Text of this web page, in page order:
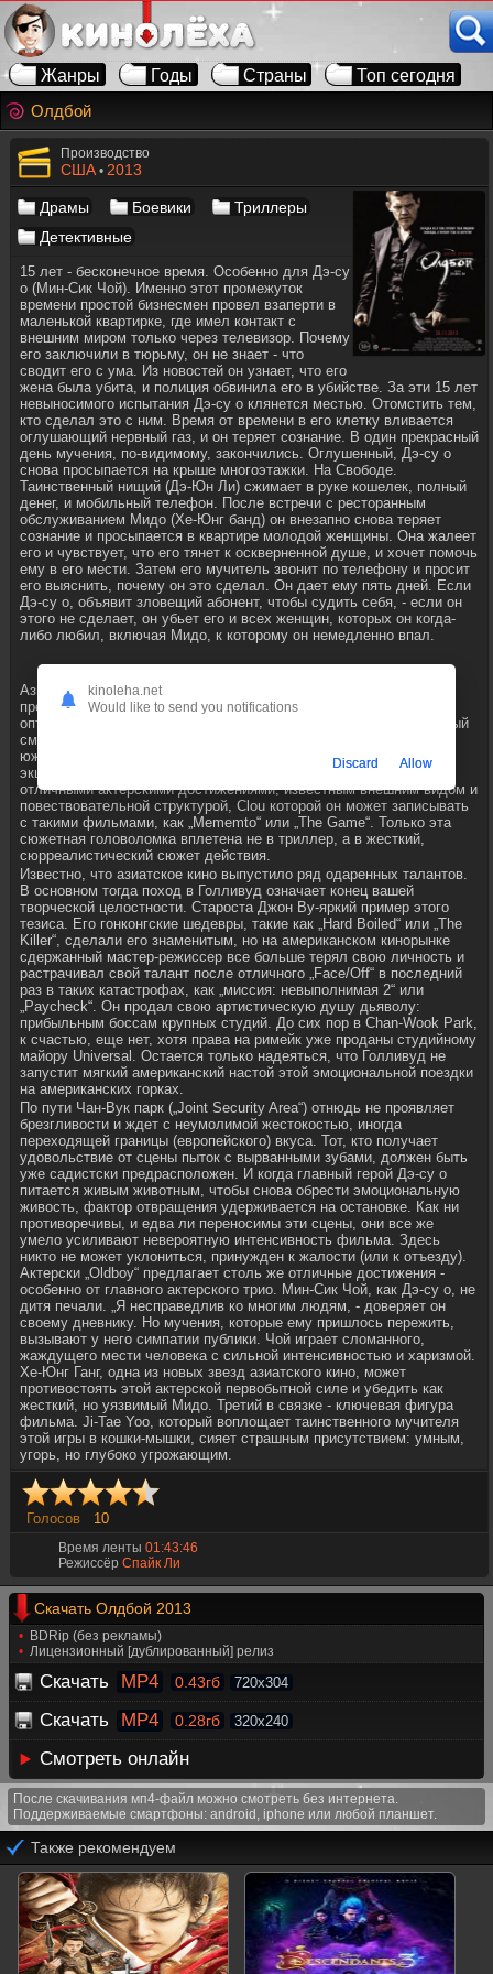
Жанры Годы Страны
Топ сегодня
Олдбой
Производство
США• 2013
Драмы Боевики
Триллеры
Детективные
15 лет - бесконечное время. Особенно для Дэ-су
о (Мин-Сик Чой). Именно этот промежуток
времени простой бизнесмен провел взаперти в
маленькой квартирке, где имел контакт с
внешним миром только через телевизор. Почему
его заключили в тюрьму, он не знает - что
сводит его с ума. Из новостей он узнает, что его
жена была убита, и полиция обвинила его в убийстве. За эти 15 лет
невыносимого испытания Дэ-су о клянется местью. Отомстить тем,
кто сделал это с ним. Время от времени в его клетку вливается
оглушающий нервный газ, и он теряет сознание. В один прекрасный
день мучения, по-видимому, закончились. Оглушенный, Дэ-су о
снова просыпается на крыше многоэтажки. На Свободе.
Таинственный нищий (Дэ-Юн Ли) сжимает в руке кошелек, полный
денег, и мобильный телефон. После встречи с ресторанным
обслуживанием Мидо (Хе-Юнг банд) он внезапно снова теряет
сознание и просыпается в квартире молодой женщины. Она жалеет
его и чувствует, что его тянет к оскверненной душе, и хочет помочь
ему в его мести. Затем его мучитель звонит по телефону и просит
его выяснить, почему он это сделал. Он дает ему пять дней. Если
Дэ-су о, объявит зловещий абонент, чтобы судить себя, - если он
этого не сделает, он убьет его и всех женщин, которых он когда-
либо любил, включая Мидо, к которому он немедленно впал.
Азиатское кино с красивой регулярностью выпускает
превосходные, частично новаторские работы, которые в
оптимальном случае также достигают европейского рынка. Самый
смелый фильм из этого отдела выходит в этом году
южнокорейским режиссером Чан-Вук-парком. Его грандиозная
экшн-драма „Oldboy“ впечатляет сильными боевыми сценами,
отличными актерскими достижениями, известным внешним видом и
повествовательной структурой, Clou которой он может записывать
с такими фильмами, как „Mememto“ или „The Game“. Только эта
сюжетная головоломка вплетена не в триллер, а в жесткий,
сюрреалистический сюжет действия.
Известно, что азиатское кино выпустило ряд одаренных талантов.
В основном тогда поход в Голливуд означает конец вашей
творческой целостности. Староста Джон Ву-яркий пример этого
тезиса. Его гонконгские шедевры, такие как „Hard Boiled“ или „The
Killer“, сделали его знаменитым, но на американском кинорынке
сдержанный мастер-режиссер все больше терял свою личность и
растрачивал свой талант после отличного „Face/Off“ в последний
раз в таких катастрофах, как „миссия: невыполнимая 2“ или
„Paycheck“. Он продал свою артистическую душу дьяволу:
прибыльным боссам крупных студий. До сих пор в Chan-Wook Park,
к счастью, еще нет, хотя права на римейк уже проданы студийному
майору Universal. Остается только надеяться, что Голливуд не
запустит мягкий американский настой этой эмоциональной поездки
на американских горках.
По пути Чан-Вук парк („Joint Security Area“) отнюдь не проявляет
брезгливости и ждет с неумолимой жестокостью, иногда
переходящей границы (европейского) вкуса. Тот, кто получает
удовольствие от сцены пыток с вырванными зубами, должен быть
уже садистски предрасположен. И когда главный герой Дэ-су о
питается живым животным, чтобы снова обрести эмоциональную
живость, фактор отвращения удерживается на остановке. Как ни
противоречивы, и едва ли переносимы эти сцены, они все же
умело усиливают невероятную интенсивность фильма. Здесь
никто не может уклониться, принужден к жалости (или к отъезду).
Актерски „Oldboy“ предлагает столь же отличные достижения -
особенно от главного актерского трио. Мин-Сик Чой, как Дэ-су о, не
дитя печали. „Я несправедлив ко многим людям, - доверяет он
своему дневнику. Но мучения, которые ему пришлось пережить,
вызывают у него симпатии публики. Чой играет сломанного,
жаждущего мести человека с сильной интенсивностью и харизмой.
Хе-Юнг Ганг, одна из новых звезд азиатского кино, может
противостоять этой актерской первобытной силе и убедить как
жесткий, но уязвимый Мидо. Третий в связке - ключевая фигура
фильма. Ji-Tae Yoo, который воплощает таинственного мучителя
этой игры в кошки-мышки, сияет страшным присутствием: умным,
угорь, но глубоко угрожающим.
Голосов 10
Время ленты 01:43:46
Режиссёр Спайк Ли
Скачать Олдбой 2013
BDRip (без рекламы)
Лицензионный [дублированный] релиз
Скачать MP4 0.43гб 720x304
Скачать MP4 0.28гб 320x240
Смотреть онлайн
После скачивания мп4-файл можно смотреть без интернета.
Поддерживаемые смартфоны: android, iphone или любой планшет.
Также рекомендуем
kinoleha.net
Would like to send you notifications
Discard Allow